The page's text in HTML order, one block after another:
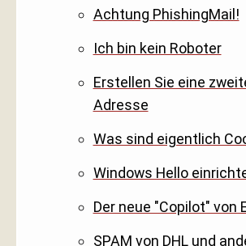
Achtung PhishingMail!
Ich bin kein Roboter
Erstellen Sie eine
Adresse
Was sind eigentlich
Windows Hello
Der neue "Copilot" von
SPAM von DHL und